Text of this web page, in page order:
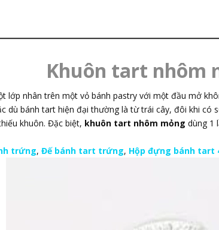
Khuôn tart nhôm
lớp nhân trên một vỏ bánh pastry với một đầu mở
dù bánh tart hiện đại thường là từ trái cây, đôi khi có
khuôn. Đặc biệt, khuôn tart nhôm mỏng dùng 1
trứng, Đế bánh tart trứng, Hộp đựng bánh tart